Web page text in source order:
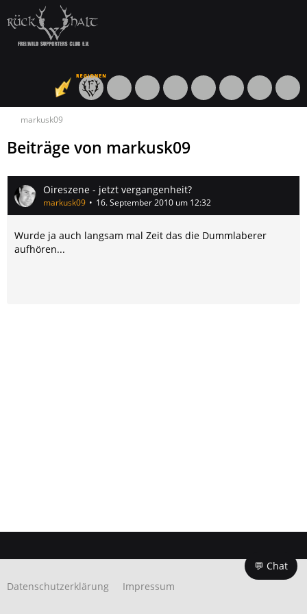
markusk09
Beiträge von markusk09
Oireszene - jetzt vergangenheit?
markusk09 16. September 2010 um 12:32
Wurde ja auch langsam mal Zeit das die Dummlaberer
aufhören...
💬 Chat
Datenschutzerklärung
Impressum